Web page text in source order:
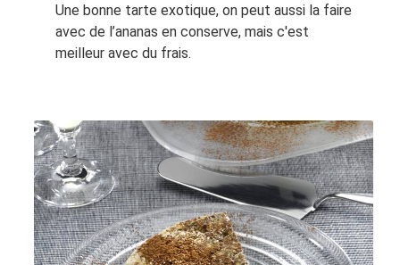
Une bonne tarte exotique, on peut aussi la faire
avec de l’ananas en conserve, mais c'est
meilleur avec du frais.